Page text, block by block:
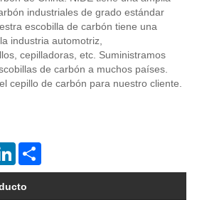
industriales de grado estándar
escobilla de carbón tiene una
industria automotriz,
cepilladoras, etc. Suministramos
de carbón a muchos países.
cepillo de carbón para nuestro cliente.
LinkedIn